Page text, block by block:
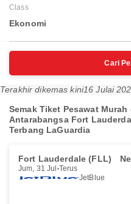
Class
Ekonomi
Cari
Terakhir dikemas kini16 Julai
Semak Tiket Pesawat
Antarabangsa Fort
Terbang LaGuardia
Fort Lauderdale (FLL)
Jum, 31 Jul Terus
JetBlue